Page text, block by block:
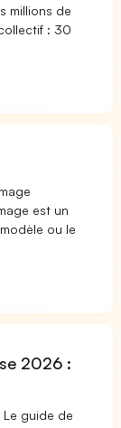
millions de
: 30
est un
ou le
2026 :
guide de